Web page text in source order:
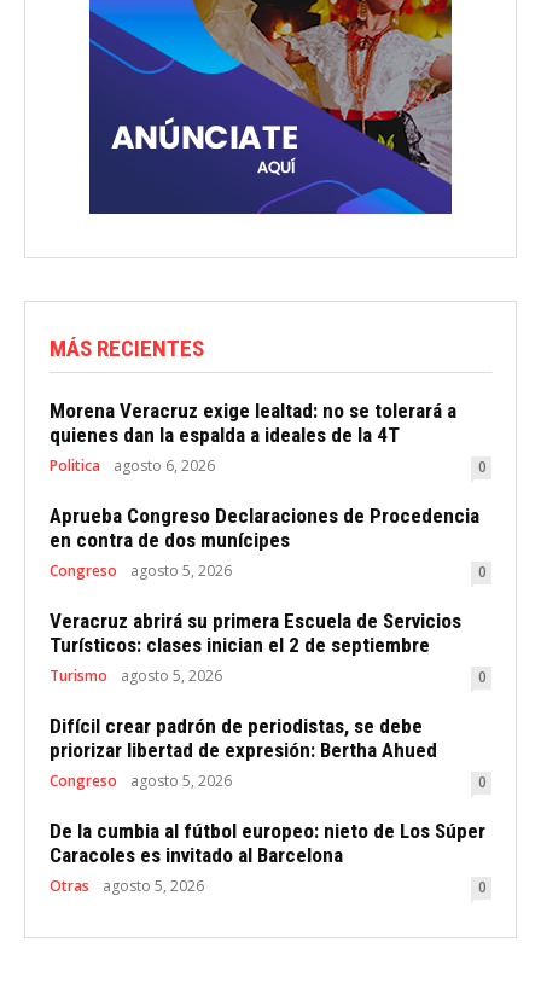
MÁS RECIENTES
Morena Veracruz exige lealtad: no se tolerará a
quienes dan la espalda a ideales de la 4T
Politica agosto 6, 2026 0
Aprueba Congreso Declaraciones de Procedencia
en contra de dos munícipes
Congreso agosto 5, 2026 0
Veracruz abrirá su primera Escuela de Servicios
Turísticos: clases inician el 2 de septiembre
Turismo agosto 5, 2026 0
Difícil crear padrón de periodistas, se debe
priorizar libertad de expresión: Bertha Ahued
Congreso agosto 5, 2026 0
De la cumbia al fútbol europeo: nieto de Los Súper
Caracoles es invitado al Barcelona
Otras agosto 5, 2026 0